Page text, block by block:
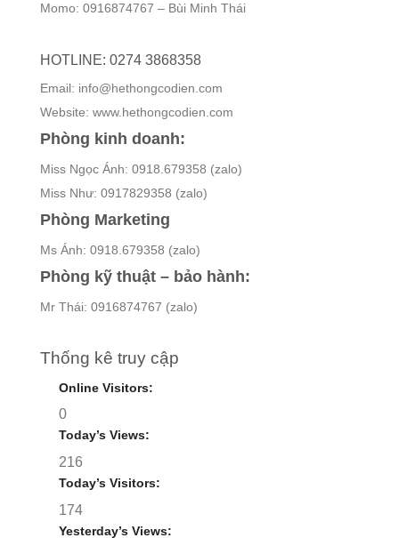
Momo: 0916874767 – Bùi Minh Thái
HOTLINE: 0274 3868358
Email: info@hethongcodien.com
Website: www.hethongcodien.com
Phòng kinh doanh:
Miss Ngọc Ánh: 0918.679358 (zalo)
Miss Như: 0917829358 (zalo)
Phòng Marketing
Ms Ánh: 0918.679358 (zalo)
Phòng kỹ thuật – bảo hành:
Mr Thái: 0916874767 (zalo)
Thống kê truy cập
Online Visitors:
0
Today’s Views:
216
Today’s Visitors:
174
Yesterday’s Views: